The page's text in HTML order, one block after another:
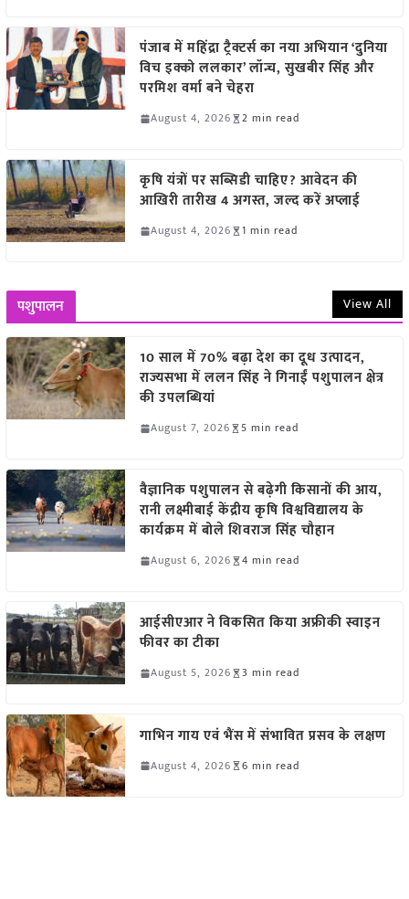
पंजाब में महिंद्रा ट्रैक्टर्स का नया अभियान ‘दुनिया
विच इक्को ललकार’ लॉन्च, सुखबीर सिंह और
परमिश वर्मा बने चेहरा
August 4, 2026 2 min read
कृषि यंत्रों पर सब्सिडी चाहिए? आवेदन की
आखिरी तारीख 4 अगस्त, जल्द करें अप्लाई
August 4, 2026 1 min read
पशुपालन View All
10 साल में 70% बढ़ा देश का दूध उत्पादन,
राज्यसभा में ललन सिंह ने गिनाईं पशुपालन क्षेत्र
की उपलब्धियां
August 7, 2026 5 min read
वैज्ञानिक पशुपालन से बढ़ेगी किसानों की आय,
रानी लक्ष्मीबाई केंद्रीय कृषि विश्वविद्यालय के
कार्यक्रम में बोले शिवराज सिंह चौहान
August 6, 2026 4 min read
आईसीएआर ने विकसित किया अफ्रीकी स्वाइन
फीवर का टीका
August 5, 2026 3 min read
गाभिन गाय एवं भैंस में संभावित प्रसव के लक्षण
August 4, 2026 6 min read